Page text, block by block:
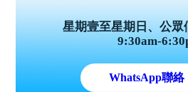
星期壹至星期日、公眾
9:30am-
WhatsApp聯絡